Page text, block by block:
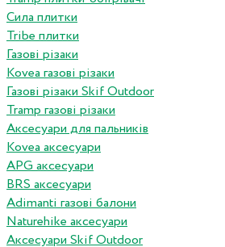
Сила плитки
Tribe плитки
Газові різаки
Kovea газові різаки
Газові різаки Skif Outdoor
Tramp газові різаки
Аксесуари для пальників
Kovea аксесуари
APG аксесуари
BRS аксесуари
Adimanti газові балони
Naturehike аксесуари
Аксесуари Skif Outdoor